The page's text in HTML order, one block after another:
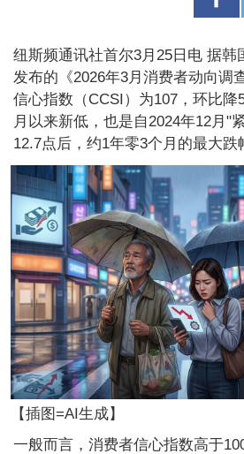
纽斯频通讯社首尔3月25日电 据韩
发布的《2026年3月消费者动向调
信心指数（CCSI）为107，环比降
月以来新低，也是自2024年12月"
12.7点后，约1年零3个月的最大跌
【插图=AI生成】
一般而言，消费者信心指数高于